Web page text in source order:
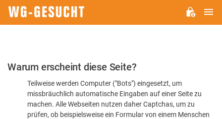
Bitte
dass
Warum erscheint diese Seite?
Teilweise werden Computer ("Bots") eingesetzt, um
missbräuchlich automatische Eingaben auf einer Seite zu
machen. Alle Webseiten nutzen daher Captchas, um zu
prüfen, ob beispielsweise ein Formular von einem Menschen